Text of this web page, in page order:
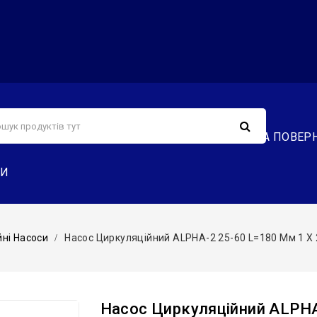
ОБМІН ТА
Насоси Насос Циркуляційний ALPHA-2 25-60 L=180 Мм 1 X
Насос Циркуляційний